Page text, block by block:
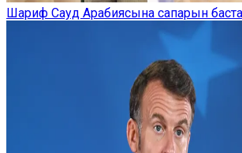
Шариф Сауд Арабиясына сапарын